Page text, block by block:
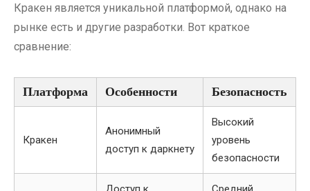
Кракен является уникальной платформой, однако на
рынке есть и другие разработки. Вот краткое
сравнение:
Платформа Особенности Безопасность
Кракен
Анонимный
доступ к даркнету
Высокий
уровень
безопасности